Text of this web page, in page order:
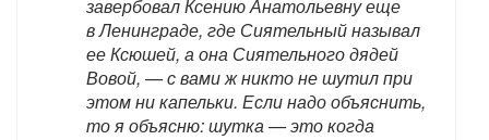
завербовал Ксению Анатольевну еще
в Ленинграде, где Сиятельный называл
ее Ксюшей, а она Сиятельного дядей
Вовой, — с вами ж никто не шутил при
этом ни капельки. Если надо объяснить,
то я объясню: шутка — это когда